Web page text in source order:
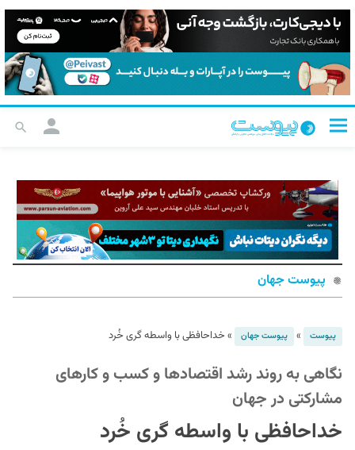
پیوست جهان
پیوست » پیوست جهان » خداحافظی با واسطه گری خُرد
نگاهی به روند رشد اقتصادها و کسب و کارهای
مشارکتی در جهان
خداحافظی با واسطه گری خُرد